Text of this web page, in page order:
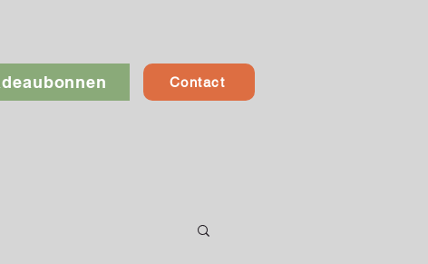
Contact